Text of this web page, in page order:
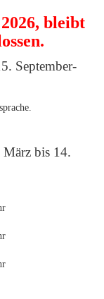
bleibt
September-
bis 14.